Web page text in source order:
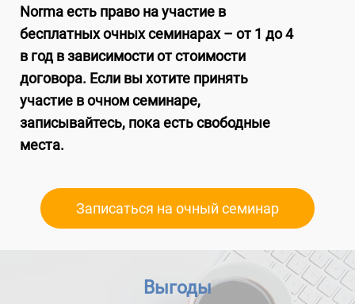
Norma есть право на участие в
бесплатных очных семинарах – от 1 до 4
в год в зависимости от стоимости
договора. Если вы хотите принять
участие вочномсеминаре,
записывайтесь, пока есть свободные
места.
Записаться на очный семинар
Выгоды